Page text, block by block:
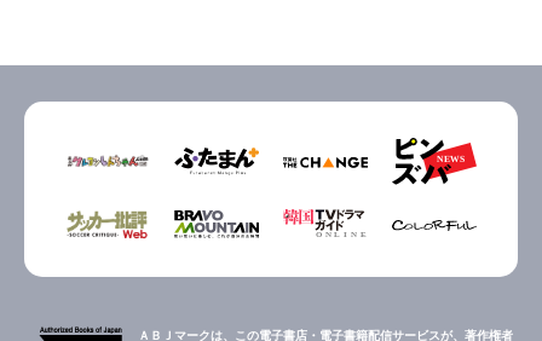
ＡＢＪマークは、この電子書店・電子書籍配信サービスが、著作権者